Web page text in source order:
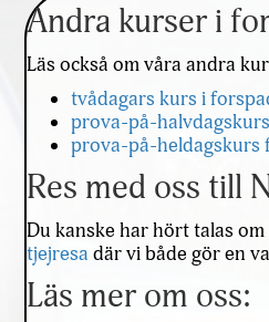
Andra kurser i
Läs också om våra andra
tvådagars kurs i
prova-på-
prova-på-heldagskurs
Res med oss till
Du kanske har hört talas
tjejresa där vi både gör en
Läs mer om oss: